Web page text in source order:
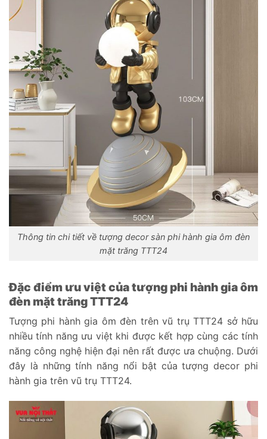
Thông tin chi tiết về tượng decor sàn phi hành gia ôm đèn
mặt trăng TTT24
Đặc điểm ưu việt của tượng phi hành gia ôm
đèn mặt trăng TTT24
Tượng phi hành gia ôm đèn trên vũ trụ TTT24 sở hữu
nhiều tính năng ưu việt khi được kết hợp cùng các tính
năng công nghệ hiện đại nên rất được ưa chuộng. Dưới
đây là những tính năng nổi bật của tượng decor phi
hành gia trên vũ trụ TTT24.